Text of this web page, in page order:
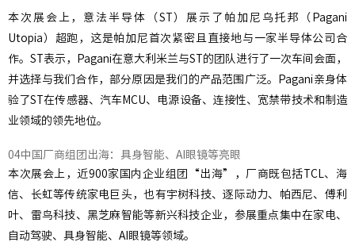
本次展会上，意法半导体（ST）展示了帕加尼乌托邦（Pagani
Utopia）超跑，这是帕加尼首次紧密且直接地与一家半导体公司合
作。ST表示，Pagani在意大利米兰与ST的团队进行了一次车间会面，
并选择与我们合作，部分原因是我们的产品范围广泛。Pagani亲身体
验了ST在传感器、汽车MCU、电源设备、连接性、宽禁带技术和制造
业领域的领先地位。
04中国厂商组团出海：具身智能、AI眼镜等亮眼
本次展会上，近900家国内企业组团“出海”，厂商既包括TCL、海
信、长虹等传统家电巨头，也有宇树科技、逐际动力、帕西尼、傅利
叶、雷鸟科技、黑芝麻智能等新兴科技企业，参展重点集中在家电、
自动驾驶、具身智能、AI眼镜等领域。